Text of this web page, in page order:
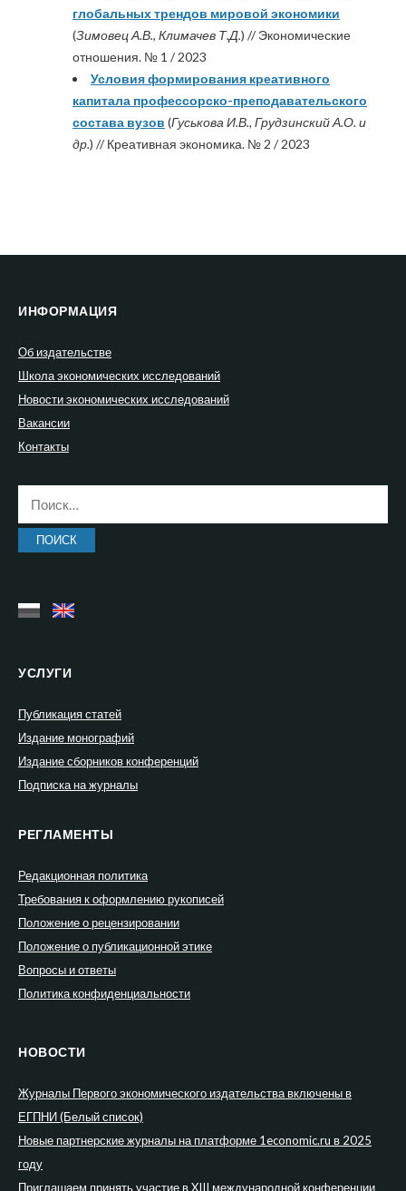
глобальных трендов мировой экономики
(Зимовец А.В., Климачев Т.Д.) // Экономические
отношения. № 1 / 2023
Условия формирования креативного
капитала профессорско-преподавательского
состава вузов (Гуськова И.В., Грудзинский А.О. и
др.) // Креативная экономика. № 2 / 2023
ИНФОРМАЦИЯ
Об издательстве
Школа экономических исследований
Новости экономических исследований
Вакансии
Контакты
УСЛУГИ
Публикация статей
Издание монографий
Издание сборников конференций
Подписка на журналы
РЕГЛАМЕНТЫ
Редакционная политика
Требования к оформлению рукописей
Положение о рецензировании
Положение о публикационной этике
Вопросы и ответы
Политика конфиденциальности
НОВОСТИ
Журналы Первого экономического издательства включены в
ЕГПНИ (Белый список)
Новые партнерские журналы на платформе 1economic.ru в 2025
году
Приглашаем принять участие в XIII международной конференции